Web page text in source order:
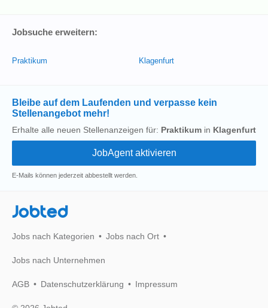
Jobsuche erweitern:
Praktikum Klagenfurt
Bleibe auf dem Laufenden und verpasse kein
Stellenangebot mehr!
Erhalte alle neuen Stellenanzeigen für: Praktikum in Klagenfurt
E-Mails können jederzeit abbestellt werden.
Jobted
Jobs nach Kategorien Jobs nach Ort
Jobs nach Unternehmen
AGB Datenschutzerklärung Impressum